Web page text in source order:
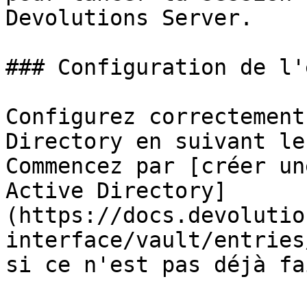
Devolutions Server.
### Configuration de
Configurez
Directory en suivant
Commencez par [créer
Active Directory]
(https://
interface/vault/
si ce n'est pas déjà